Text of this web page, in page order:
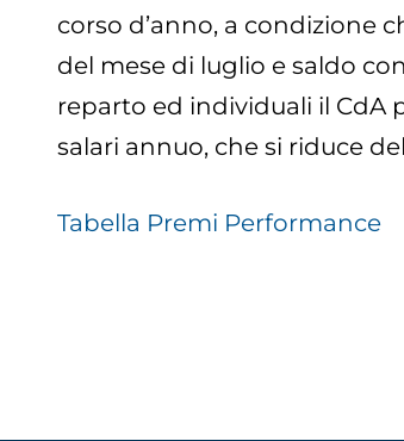
corso d’anno, a condizione
del mese di luglio e saldo
reparto ed individuali il CdA
salari annuo, che si riduce
Tabella Premi Performance